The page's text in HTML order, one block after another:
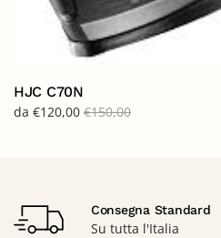
HJC C70N
da €120,00 €150,00
Consegna Standard
Su tutta l'Italia